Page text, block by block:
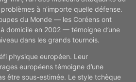
à n’importe quelle défense.
du Monde — les Coréens ont
domicile en 2002 — témoigne d’une
dans les grands tournois.
physique européen. Leur
européens témoigne d’une
être sous-estimée. Le style tchèque